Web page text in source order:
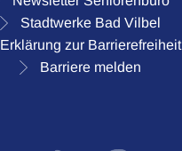
Stadtwerke Bad Vilbel
Erklärung zur Barrierefreiheit
Barriere melden